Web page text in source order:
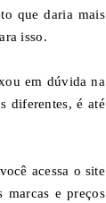
que daria mais
isso.
em dúvida na
diferentes, é até
acessa o site
marcas e preços